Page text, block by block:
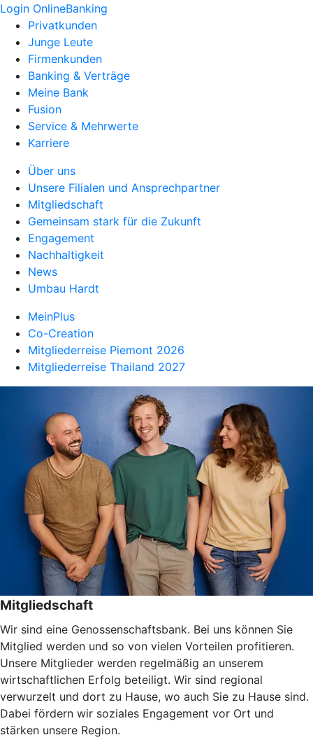
Login OnlineBanking
Privatkunden
Junge Leute
Firmenkunden
Banking & Verträge
Meine Bank
Fusion
Service & Mehrwerte
Karriere
Über uns
Unsere Filialen und Ansprechpartner
Mitgliedschaft
Gemeinsam stark für die Zukunft
Engagement
Nachhaltigkeit
News
Umbau Hardt
MeinPlus
Co-Creation
Mitgliederreise Piemont 2026
Mitgliederreise Thailand 2027
Mitgliedschaft
Wir sind eine Genossenschaftsbank. Bei uns können Sie
Mitglied werden und so von vielen Vorteilen profitieren.
Unsere Mitglieder werden regelmäßig an unserem
wirtschaftlichen Erfolg beteiligt. Wir sind regional
verwurzelt und dort zu Hause, wo auch Sie zu Hause sind.
Dabei fördern wir soziales Engagement vor Ort und
stärken unsere Region.